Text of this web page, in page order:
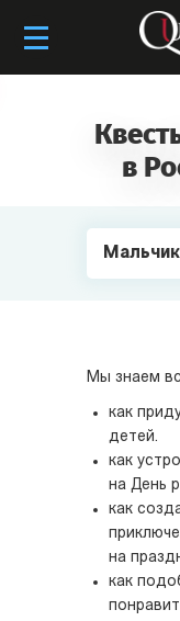
в
Мы знаем
как
детей.
как
на День
как
на
как